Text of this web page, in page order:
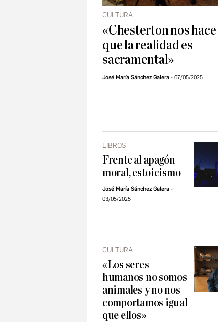
CULTURA
«Chesterton nos
que la realidad es
sacramental»
José María Sánchez Galera 07/05/2025
LIBROS
Frente al apagón
moral, estoicismo
José María Sánchez Galera
03/05/2025
CULTURA
«Los seres
humanos no somos
animales y no nos
comportamos igual
que ellos»